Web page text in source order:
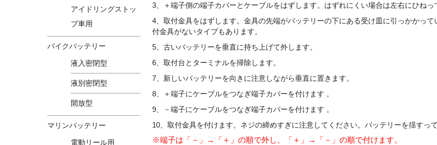
3、＋端子側の端子カバーとケーブルをはずします。はずれにくい場合は左右にひねっ
4、取付金具をはずします。金具の先端がバッテリーの下にある受け皿に引っかかっ
付金具がないタイプもあります。
5、古いバッテリーを垂直に持ち上げて外します。
6、取付台とターミナルを掃除します。
7、新しいバッテリーを向きに注意しながら垂直に置きます。
8、＋端子にケーブルをつなぎ端子カバーを付けます 。
9、－端子にケーブルをつなぎ端子カバーを付けます 。
10、取付金具を付けます。ネジの締めすぎに注意してください。バッテリーを揺すっ
※端子は「－」→「＋」の順で外し、「＋」→「－」の順で付けます。
アイドリングストッ
プ車用
バイクバッテリー
液入密閉型
液別密閉型
開放型
マリンバッテリー
電動リール用